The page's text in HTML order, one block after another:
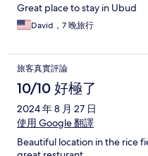
Great place to stay in Ubud
David，7 晚旅行
旅客真實評論
10/10 好極了
2024 年 8 月 27 日
使用 Google 翻譯
Beautiful location in the rice